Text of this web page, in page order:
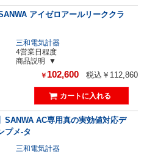
アイゼロアールリーククラ
三和電気計器
4営業日程度
商品説明
￥ 102,600 税込￥112,860
SANWA AC専用真の実効値対応デ
プメ-タ
三和電気計器